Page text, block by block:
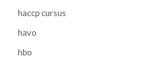
haccp cursus
havo
hbo